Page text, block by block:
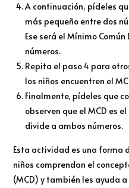
A continuación, pídeles
más pequeño entre dos
Ese será el Mínimo
números.
Repita el paso 4 para
los niños encuentren el
Finalmente, pídeles que
observen que el MCD es
divide a ambos números.
Esta actividad es una forma
niños comprendan el
(MCD) y también les ayuda